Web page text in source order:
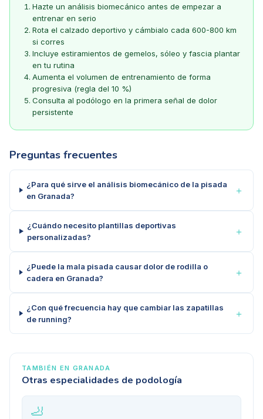
Hazte un análisis biomecánico antes de empezar a
entrenar en serio
Rota el calzado deportivo y cámbialo cada 600-800 km
si corres
Incluye estiramientos de gemelos, sóleo y fascia plantar
en tu rutina
Aumenta el volumen de entrenamiento de forma
progresiva (regla del 10 %)
Consulta al podólogo en la primera señal de dolor
persistente
Preguntas frecuentes
¿Para qué sirve el análisis biomecánico de la pisada
en Granada?
＋
¿Cuándo necesito plantillas deportivas
personalizadas?
＋
¿Puede la mala pisada causar dolor de rodilla o
cadera en Granada?
＋
¿Con qué frecuencia hay que cambiar las zapatillas
de running?
＋
TAMBIÉN EN GRANADA
Otras especialidades de podología
🦶